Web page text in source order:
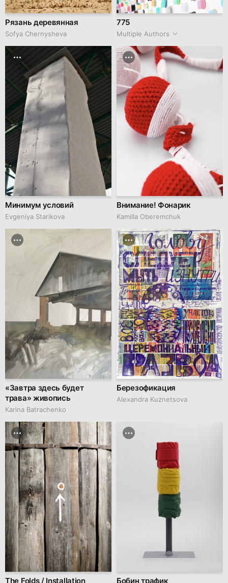
Рязань деревянная
Sofya Chernysheva
775
Multiple Authors
Минимум условий
Evgeniya Starikova
Внимание! Фонарик
Kamilla Oberemchuk
«Завтра здесь будет
трава» живопись
Karina Batrachenko
Березофикация
Alexandra Kuznetsova
The Folds / Installation Бобин трафик